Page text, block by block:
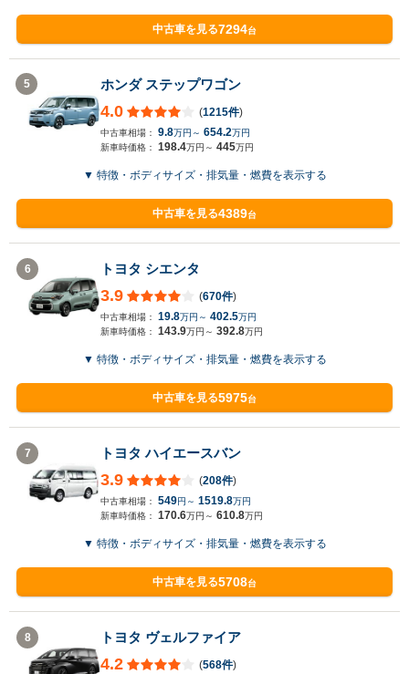
中古車を見る7294台
5 ホンダ ステップワゴン
4.0 (1215件)
中古車相場： 9.8万円～ 654.2万円
新車時価格： 198.4万円～ 445万円
▼ 特徴・ボディサイズ・排気量・燃費を表示する
中古車を見る4389台
6 トヨタ シエンタ
3.9 (670件)
中古車相場： 19.8万円～ 402.5万円
新車時価格： 143.9万円～ 392.8万円
▼ 特徴・ボディサイズ・排気量・燃費を表示する
中古車を見る5975台
7 トヨタ ハイエースバン
3.9 (208件)
中古車相場： 549円～ 1519.8万円
新車時価格： 170.6万円～ 610.8万円
▼ 特徴・ボディサイズ・排気量・燃費を表示する
中古車を見る5708台
8 トヨタ ヴェルファイア
4.2 (568件)